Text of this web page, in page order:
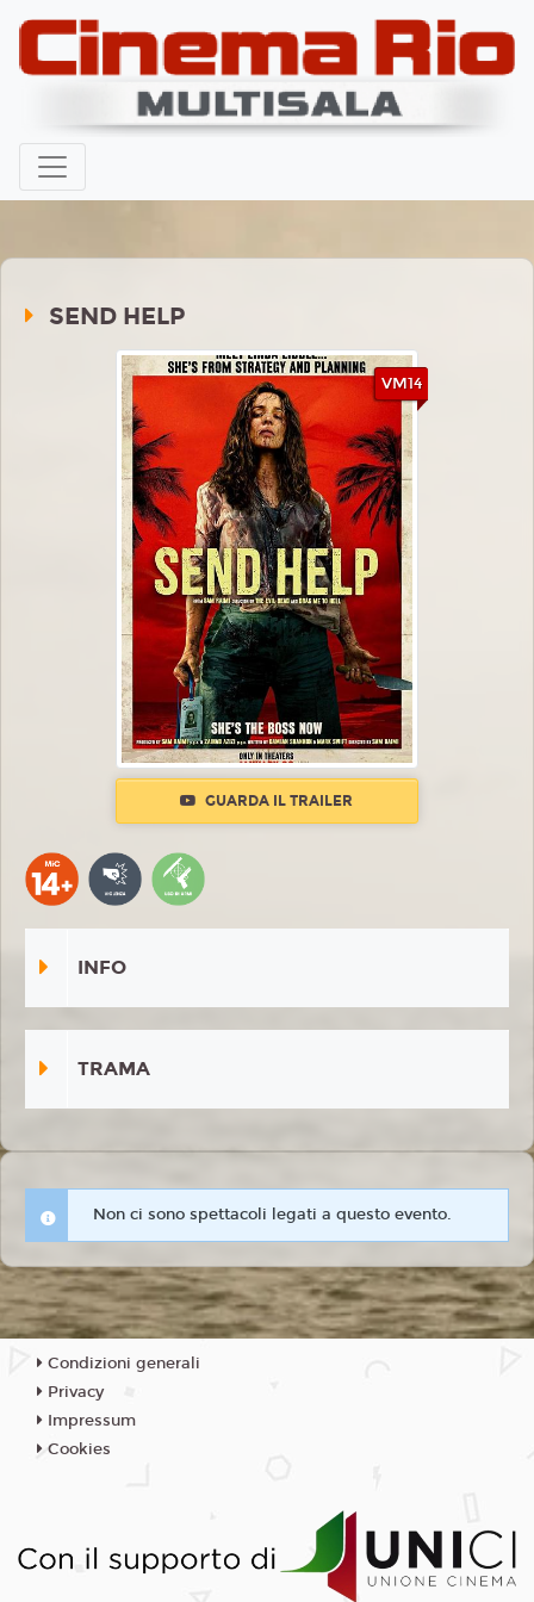
SEND HELP
VM14
GUARDA IL TRAILER
INFO
TRAMA
Non ci sono spettacoli legati a questo evento.
Condizioni generali
Privacy
Impressum
Cookies